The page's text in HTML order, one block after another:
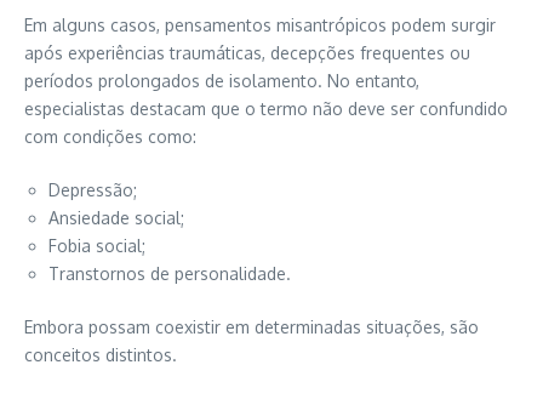
Em alguns casos, pensamentos misantrópicos podem surgir
após experiências traumáticas, decepções frequentes ou
períodos prolongados de isolamento. No entanto,
especialistas destacam que o termo não deve ser confundido
com condições como:
Depressão;
Ansiedade social;
Fobia social;
Transtornos de personalidade.
Embora possam coexistir em determinadas situações, são
conceitos distintos.